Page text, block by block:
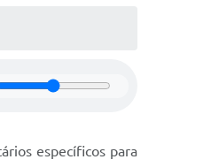
específicos para